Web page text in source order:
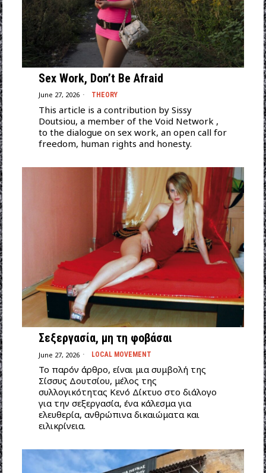
Sex Work, Don’t Be Afraid
June 27, 2026 THEORY
This article is a contribution by Sissy
Doutsiou, a member of the Void Network ,
to the dialogue on sex work, an open call for
freedom, human rights and honesty.
Σεξεργασία, μη τη φοβάσαι
June 27, 2026 LOCAL MOVEMENT
Το παρόν άρθρο, είναι μια συμβολή της
Σίσσυς Δουτσίου, μέλος της
συλλογικότητας Κενό Δίκτυο στο διάλογο
για την σεξεργασία, ένα κάλεσμα για
ελευθερία, ανθρώπινα δικαιώματα και
ειλικρίνεια.